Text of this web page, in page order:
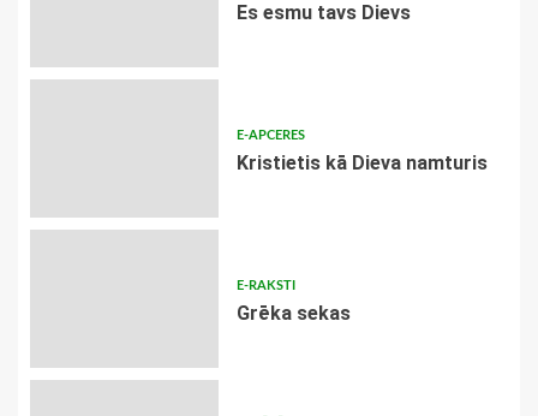
Es esmu tavs Dievs
E-APCERES
Kristietis kā Dieva namturis
E-RAKSTI
Grēka sekas